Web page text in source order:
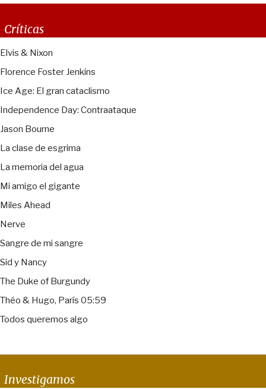
Críticas
Elvis & Nixon
Florence Foster Jenkins
Ice Age: El gran cataclismo
Independence Day: Contraataque
Jason Bourne
La clase de esgrima
La memoria del agua
Mi amigo el gigante
Miles Ahead
Nerve
Sangre de mi sangre
Sid y Nancy
The Duke of Burgundy
Théo & Hugo, París 05:59
Todos queremos algo
Investigamos